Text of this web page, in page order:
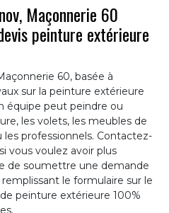
Maçonnerie 60
peinture extérieure
60, basée à
sur la peinture extérieure
équipe peut peindre ou
les volets, les meubles de
les professionnels. Contactez-
vous voulez avoir plus
de soumettre une demande
le formulaire sur le
peinture extérieure 100%